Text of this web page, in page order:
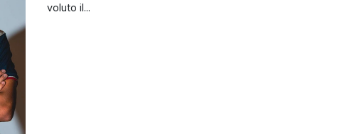
voluto il...